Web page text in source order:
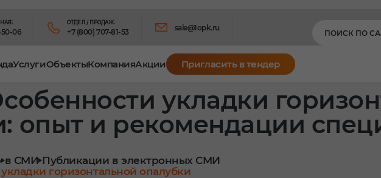
50-06
ОТДЕЛ / ПРОДАЖ:
+7 (800) 707-81-53 sale@1opk.ru
УслугиОбъектыКомпанияАкции Пригласить в тендер
укладки
опыт и рекомендации
в СМИ Публикации в электронных СМИ
горизонтальной опалубки